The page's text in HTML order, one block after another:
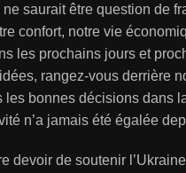
saurait être question de
confort, notre vie
les prochains jours et
rangez-vous derrière
les bonnes décisions dans
n’a jamais été égalée
devoir de soutenir